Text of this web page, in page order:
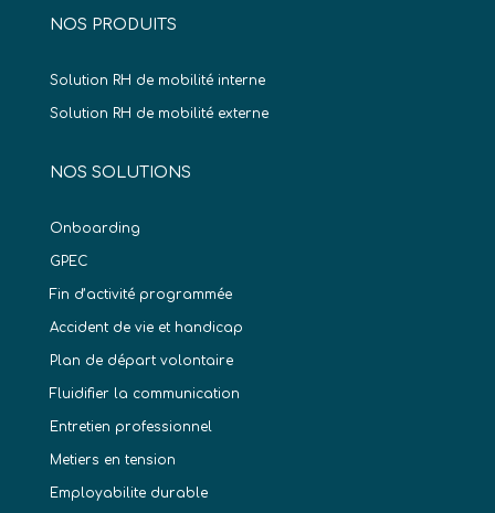
NOS PRODUITS
Solution RH de mobilité interne
Solution RH de mobilité externe
NOS SOLUTIONS
Onboarding
GPEC
Fin d’activité programmée
Accident de vie et handicap
Plan de départ volontaire
Fluidifier la communication
Entretien professionnel
Metiers en tension
Employabilite durable